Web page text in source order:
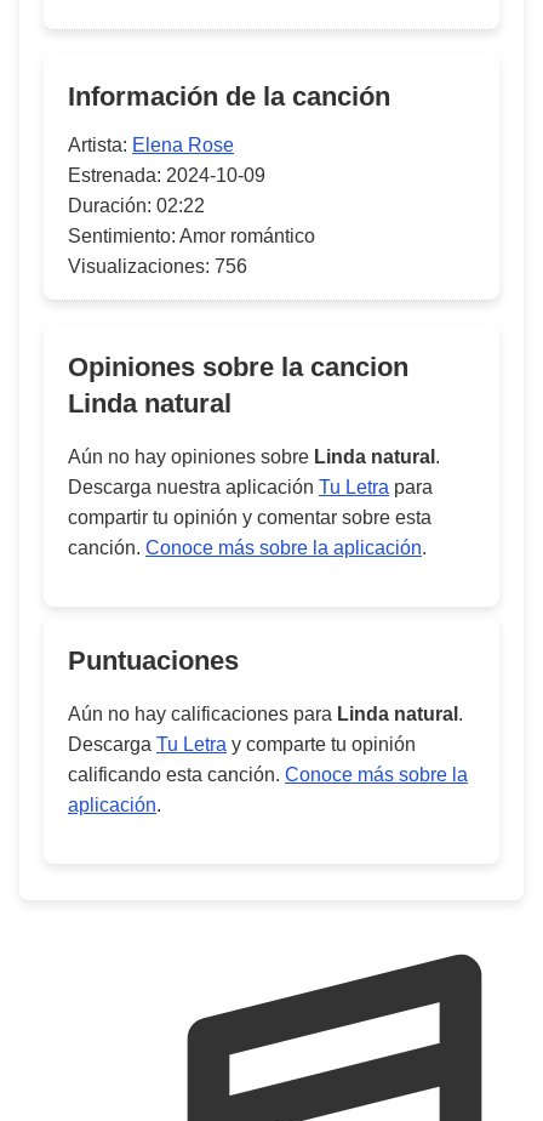
Información de la canción
Artista: Elena Rose
Estrenada: 2024-10-09
Duración: 02:22
Sentimiento: Amor romántico
Visualizaciones: 756
Opiniones sobre la cancion
Linda natural
Aún no hay opiniones sobre Linda natural .
Descarga nuestra aplicación Tu Letra para
compartir tu opinión y comentar sobre esta
canción. Conoce más sobre la aplicación.
Puntuaciones
Aún no hay calificaciones para Linda natural .
Descarga Tu Letra y comparte tu opinión
calificando esta canción. Conoce más sobre la
aplicación.